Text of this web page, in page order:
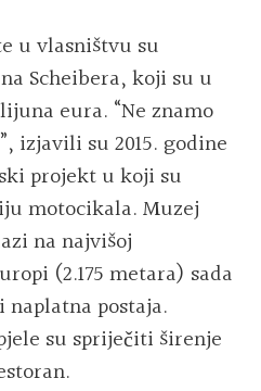
u vlasništvu su
Scheibera, koji su u
eura. “Ne znamo
izjavili su 2015. godine
projekt u koji su
motocikala. Muzej
na najvišoj
(2.175 metara) sada
postaja.
su spriječiti širenje